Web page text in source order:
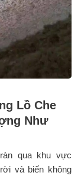
Lồ Che
Như
qua khu vực
và biến không